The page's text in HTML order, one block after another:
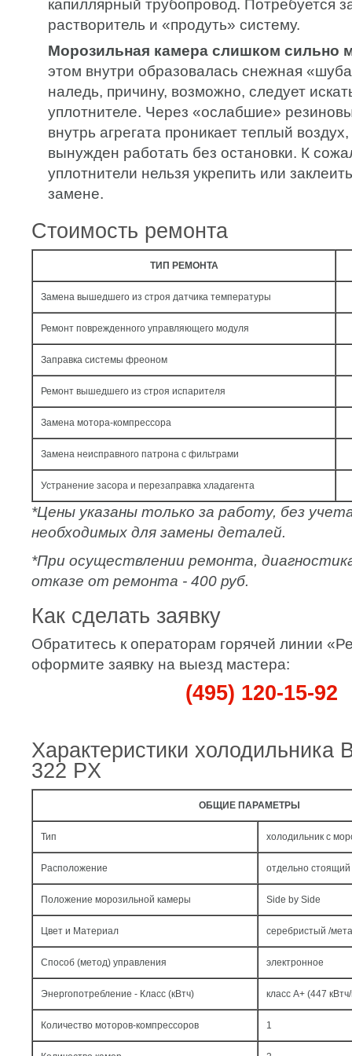
капиллярный трубопровод. Потребуется
растворитель и «продуть» систему.
Морозильная камера слишком сильно
этом внутри образовалась снежная
наледь, причину, возможно, следует
уплотнителе. Через «ослабшие»
внутрь агрегата проникает теплый
вынужден работать без остановки. К
уплотнители нельзя укрепить или
замене.
Стоимость ремонта
ТИП РЕМОНТА
Замена вышедшего из строя датчика температуры
Ремонт поврежденного управляющего модуля
Заправка системы фреоном
Ремонт вышедшего из строя испарителя
Замена мотора-компрессора
Замена неисправного патрона с фильтрами
Устранение засора и перезаправка хладагента
*Цены указаны только за работу, без
необходимых для замены деталей.
*При осуществлении ремонта,
отказе от ремонта - 400 руб.
Как сделать заявку
Обратитесь к операторам горячей линии
оформите заявку на выезд мастера:
(495) 120-15-92
Характеристики холодильника
322 PX
ОБЩИЕ ПАРАМЕТРЫ
Тип холодильник с
Расположение отдельно стоящий
Положение морозильной камеры Side by Side
Цвет и Материал серебристый /
Способ (метод) управления электронное
Энергопотребление - Класс (кВтч) класс A+ (447
Количество моторов-компрессоров 1